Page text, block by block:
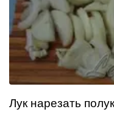
Лук нарезать